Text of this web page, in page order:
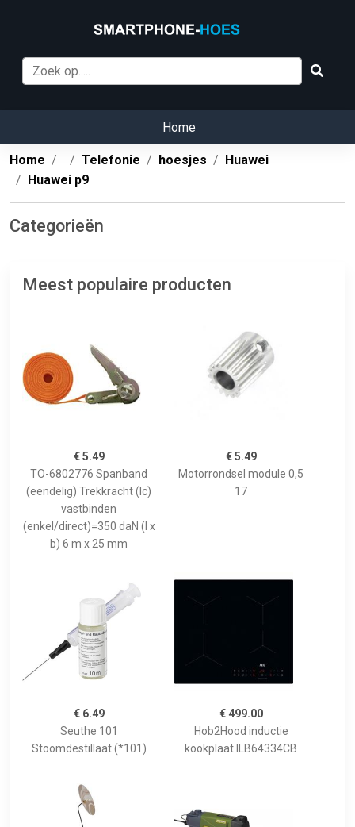
Home
Home Telefonie hoesjes
Huawei
Huawei p9
Categorieën
Meest populaire producten
€ 5.49
TO-6802776 Spanband
(eendelig) Trekkracht (lc)
vastbinden
(enkel/direct)=350 daN (l x
b) 6 m x 25 mm
€ 5.49
Motorrondsel module 0,5
17
€ 6.49
Seuthe 101
Stoomdestillaat (*101)
€ 499.00
Hob2Hood inductie
kookplaat ILB64334CB